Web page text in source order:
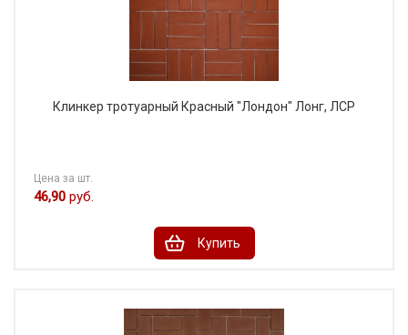
Клинкер тротуарный Красный "Лондон" Лонг, ЛСР
Цена за шт.
46,90 руб.
Купить